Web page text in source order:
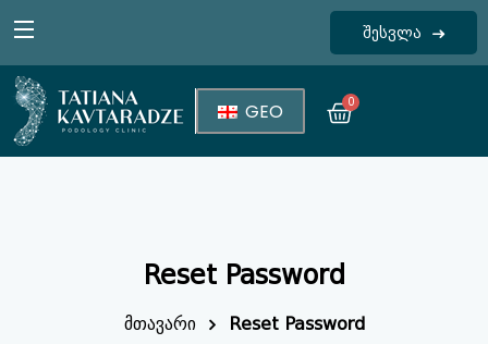
შესვლა
GEO 0
Reset Password
მთავარი Reset Password